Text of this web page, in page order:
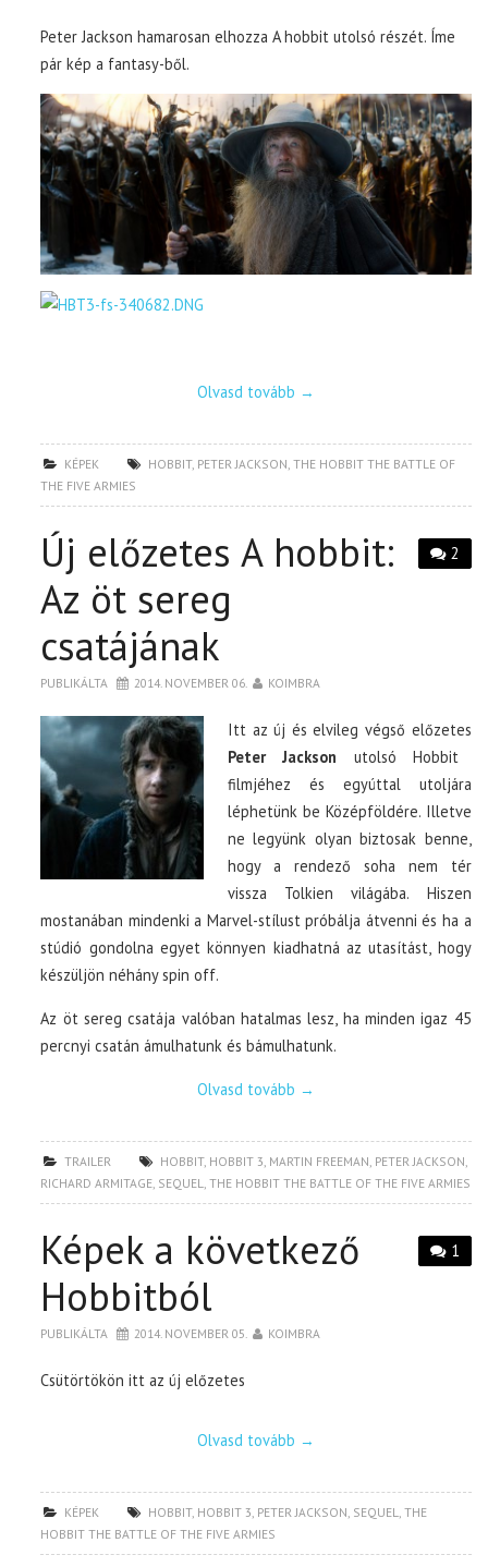
Peter Jackson hamarosan elhozza A hobbit utolsó részét. Íme
pár kép a fantasy-ből.
Olvasd tovább →
KÉPEK HOBBIT, PETER JACKSON ,THE HOBBIT THE BATTLE OF
THE FIVE ARMIES
2
Új előzetes A hobbit:
Az öt sereg
csatájának
PUBLIKÁLTA 2014. NOVEMBER 06. KOIMBRA
Itt az új és elvileg végső előzetes
Peter Jackson utolsó Hobbit
filmjéhez és egyúttal utoljára
léphetünk be Középföldére. Illetve
ne legyünk olyan biztosak benne,
hogy a rendező soha nem tér
vissza Tolkien világába. Hiszen
mostanában mindenki a Marvel-stílust próbálja átvenni és ha a
stúdió gondolna egyet könnyen kiadhatná az utasítást, hogy
készüljön néhány spin off.
Az öt sereg csatája valóban hatalmas lesz, ha minden igaz 45
percnyi csatán ámulhatunk és bámulhatunk.
Olvasd tovább →
TRAILER HOBBIT, HOBBIT 3 MARTIN FREEMAN PETER JACKSON
RICHARD ARMITAGE SEQUEL ,THE HOBBIT THE BATTLE OF THE FIVE ARMIES
1
Képek a következő
Hobbitból
PUBLIKÁLTA 2014. NOVEMBER 05. KOIMBRA
Csütörtökön itt az új előzetes
Olvasd tovább →
KÉPEK HOBBIT, HOBBIT 3 PETER JACKSON SEQUEL ,THE
HOBBIT THE BATTLE OF THE FIVE ARMIES